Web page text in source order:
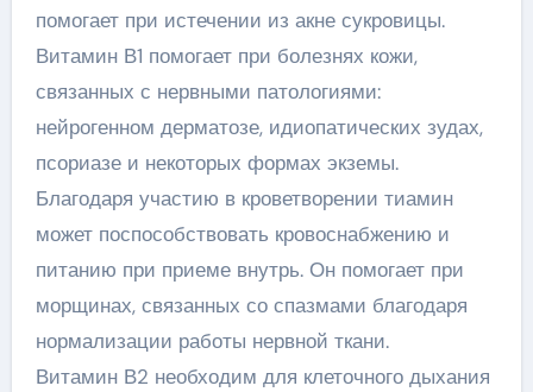
помогает при истечении из акне сукровицы.
Витамин В1 помогает при болезнях кожи,
связанных с нервными патологиями:
нейрогенном дерматозе, идиопатических зудах,
псориазе и некоторых формах экземы.
Благодаря участию в кроветворении тиамин
может поспособствовать кровоснабжению и
питанию при приеме внутрь. Он помогает при
морщинах, связанных со спазмами благодаря
нормализации работы нервной ткани.
Витамин В2 необходим для клеточного дыхания